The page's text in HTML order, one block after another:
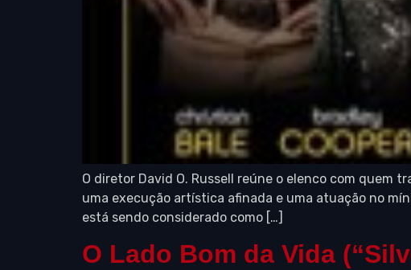
O diretor David O. Russell reúne o elenco com quem
uma execução artística afinada e uma atuação no
está sendo considerado como […]
O Lado Bom da Vida